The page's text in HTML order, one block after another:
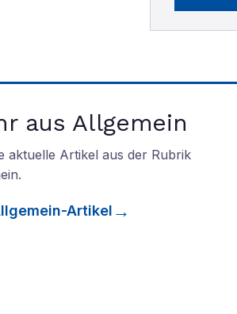
aus Allgemein
aktuelle Artikel aus der Rubrik
.
-Artikel